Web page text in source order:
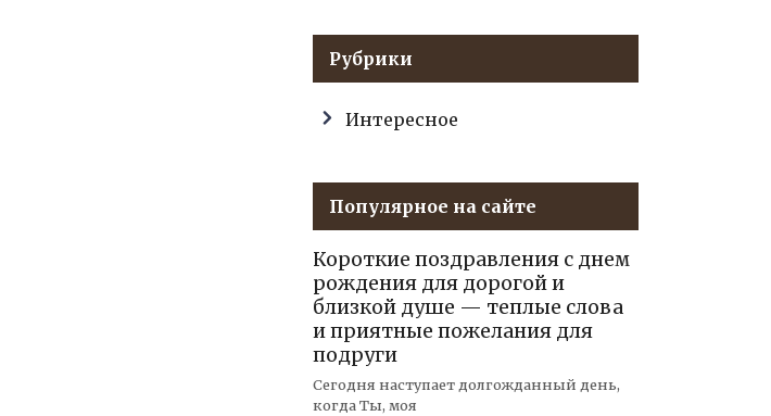
Рубрики
Интересное
Популярное на сайте
Короткие поздравления с днем
рождения для дорогой и
близкой душе — теплые слова
и приятные пожелания для
подруги
Сегодня наступает долгожданный день,
когда Ты, моя